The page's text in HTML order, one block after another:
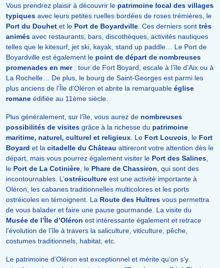
Vous prendrez plaisir à découvrir le patrimoine local des villages
typiques avec leurs petites ruelles bordées de roses trémières, le
Port du Douhet et le Port de Boyardville. Ces derniers sont très
animés avec restaurants, bars, discothèques, activités nautiques
telles que le kitesurf, jet ski, kayak, stand up paddle… Le Port de
Boyardville est également le point de départ de nombreuses
promenades en mer: tour de Fort Boyard, escale à l’île d’Aix ou à
La Rochelle… De plus, le bourg de Saint-Georges est parmi les
plus anciens de l’Île d’Oléron et abrite la remarquable église
romane édifiée au 11ème siècle.
Plus généralement, sur l’île, vous aurez de nombreuses
possibilités de visites grâce à la richesse du patrimoine
maritime, naturel, culturel et religieux. Le Fort Louvois, le Fort
Boyard et la citadelle du Château attireront votre attention dès le
départ, mais vous pourrez également visiter le Port des Salines,
le Port de La Cotinière, le Phare de Chassiron, qui sont des
incontournables. L’ostréiculture est une activité importante à
Oléron, les cabanes traditionnelles multicolores et les ports
ostréicoles en témoignent. La Route des Huîtres vous permettra
de vous balader et faire une pause gourmande. La visite du
Musée de l’Île d’Oléron est intéressante également et retrace
l’évolution de l’île à travers la saliculture, viticulture, pêche,
costumes traditionnels, habitat, etc.
Le patrimoine d’Oléron est exceptionnel et mérite qu’on s’y